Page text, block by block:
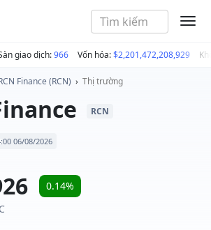
giao dịch:966 Vốn hóa:$2,201,472,208,929
Finance (RCN) › Thị trường
RCN
06/08/2026
0.14%